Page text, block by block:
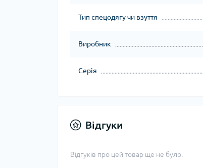
Тип спецодягу чи взуття
Виробник
Серія
Відгуки
Відгуків про цей товар ще не було.